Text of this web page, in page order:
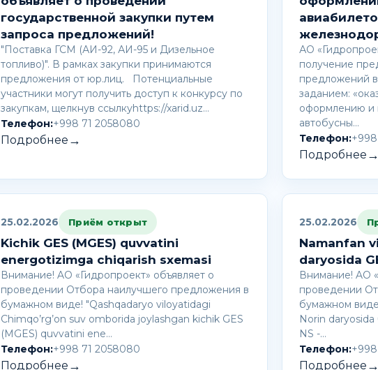
государственной закупки путем
запроса предложений!
"Поставка ГСМ (АИ-92, АИ-95 и Дизельное
топливо)". В рамках закупки принимаются
предложения от юр.лиц. Потенциальные
участники могут получить доступ к конкурсу по
закупкам, щелкнув ссылкуhttps://xarid.uz…
Телефон:+998 71 2058080
Подробнее →
АО
получение
предложений в
заданием:
оформлению и
автобусны…
Телефон:
Подробнее →
25.02.2026 Приём открыт
Kichik GES (MGES) quvvatini
energotizimga chiqarish sxemasi
Внимание! AО «Гидропроект» объявляет о
проведении Отбора наилучшего предложения в
бумажном виде! "Qashqadaryo viloyatidagi
Chimqo’rg’on suv omborida joylashgan kichik GES
(MGES) quvvatini ene…
Телефон:+998 71 2058080
Подробнее →
25.02.2026
Namanfan
daryosida
Внимание! AО
проведении
бумажном
Norin daryosida
NS -…
Телефон:
Подробнее →